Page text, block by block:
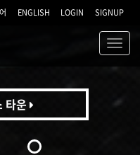
ENGLISH LOGIN SIGNUP
타운